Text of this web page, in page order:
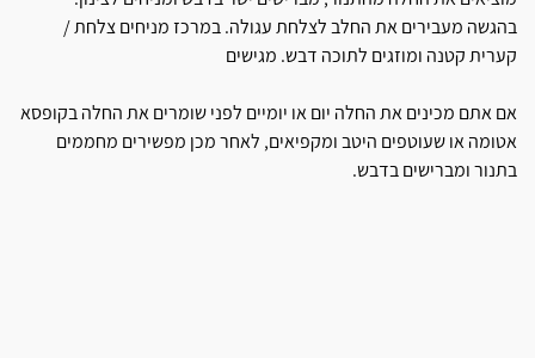
בהגשה מעבירים את החלב לצלחת עגולה. במרכז מניחים צלחת /
קערית קטנה ומוזגים לתוכה דבש. מגישים
אם אתם מכינים את החלה יום או יומיים לפני שומרים את החלה בקופסא
אטומה או שעוטפים היטב ומקפיאים, לאחר מכן מפשירים מחממים
בתנור ומברישים בדבש.